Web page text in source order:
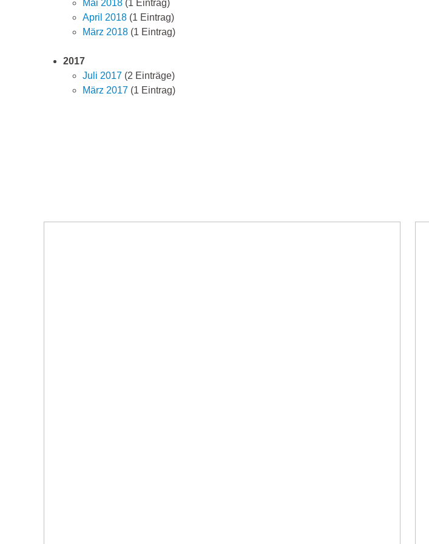
Mai 2018 (1 Eintrag)
April 2018 (1 Eintrag)
März 2018 (1 Eintrag)
2017
Juli 2017 (2 Einträge)
März 2017 (1 Eintrag)